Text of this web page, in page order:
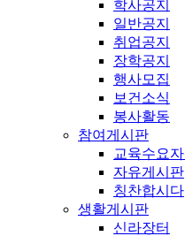
학사공지
일반공지
취업공지
장학공지
행사모집
보건소식
봉사활동
참여게시판
교육수요
자유게시판
칭찬합시다
생활게시판
신라장터